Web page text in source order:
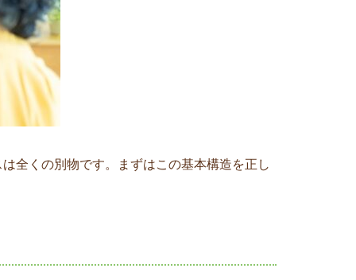
全くの別物です。まずはこの基本構造を正し